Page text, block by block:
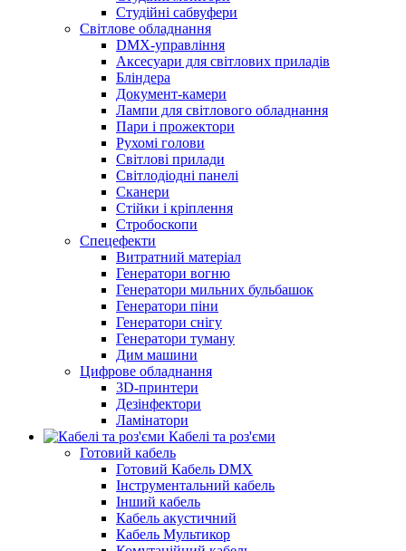
Студійні сабвуфери
Світлове обладнання
DMX-управління
Аксесуари для світлових приладів
Бліндера
Документ-камери
Лампи для світлового обладнання
Пари і прожектори
Рухомі голови
Світлові прилади
Світлодіодні панелі
Сканери
Стійки і кріплення
Стробоскопи
Спецефекти
Витратний матеріал
Генератори вогню
Генератори мильних бульбашок
Генератори піни
Генератори снігу
Генератори туману
Дим машини
Цифрове обладнання
3D-принтери
Дезінфектори
Ламінатори
Кабелі та роз'єми
Готовий кабель
Готовий Кабель DMX
Інструментальний кабель
Інший кабель
Кабель акустичний
Кабель Мультикор